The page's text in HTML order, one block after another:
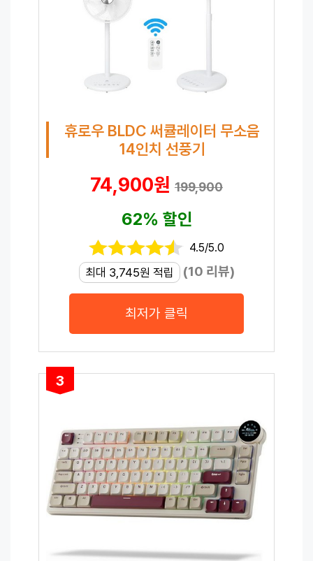
휴로우 BLDC 써큘레이터 무소음
14인치 선풍기
74,900원 199,900
62% 할인
4.5/5.0
최대 3,745원 적립 (10 리뷰)
최저가 클릭
3